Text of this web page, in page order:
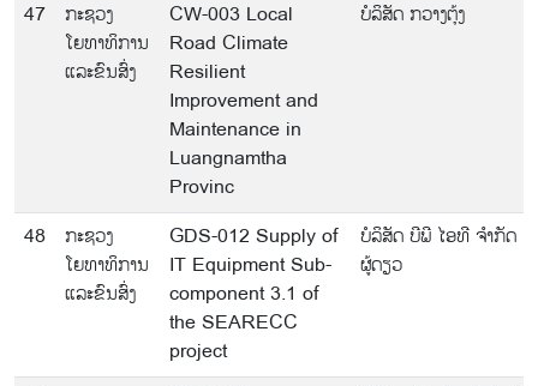
47
ກະຊວງ
ໂຍທາທິການ
ແລະຂົນສົ່ງ
CW-003 Local
Road Climate
Resilient
Improvement and
Maintenance in
Luangnamtha
Provinc
ບໍລິສັດ ກວາງຕຸ້ງ
48
ກະຊວງ
ໂຍທາທິການ
ແລະຂົນສົ່ງ
GDS-012 Supply of
IT Equipment Sub-
component 3.1 of
the SEARECC
project
ບໍລິສັດ ບີພີ ໄອທີ ຈຳກັດ
ຜູ້ດຽວ